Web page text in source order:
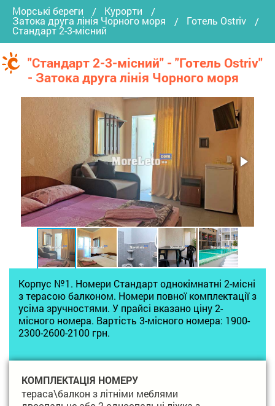
Морські береги Курорти
Затока друга лінія Чорного моря Готель Ostriv
Стандарт 2-3-місний
"Стандарт 2-3-місний" - "Готель Ostriv"
- Затока друга лінія Чорного моря
Корпус №1. Номери Стандарт однокімнатні 2-місні
з терасою балконом. Номери повної комплектації з
усіма зручностями. У прайсі вказано ціну 2-
місного номера. Вартість 3-місного номера: 1900-
2300-2600-2100 грн.
КОМПЛЕКТАЦІЯ НОМЕРУ
тераса\балкон з літніми меблями